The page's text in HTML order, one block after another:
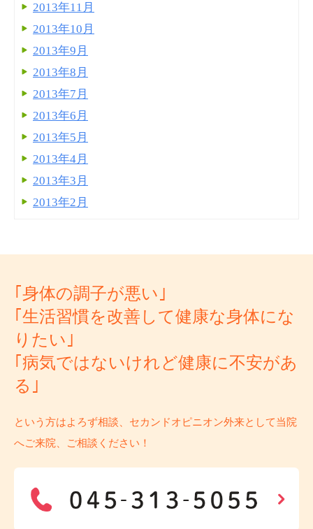
2013年11月
2013年10月
2013年9月
2013年8月
2013年7月
2013年6月
2013年5月
2013年4月
2013年3月
2013年2月
｢身体の調子が悪い｣
｢生活習慣を改善して健康な身体にな
りたい｣
｢病気ではないけれど健康に不安があ
る｣
という方はよろず相談、セカンドオピニオン外来として当院
へご来院、ご相談ください！